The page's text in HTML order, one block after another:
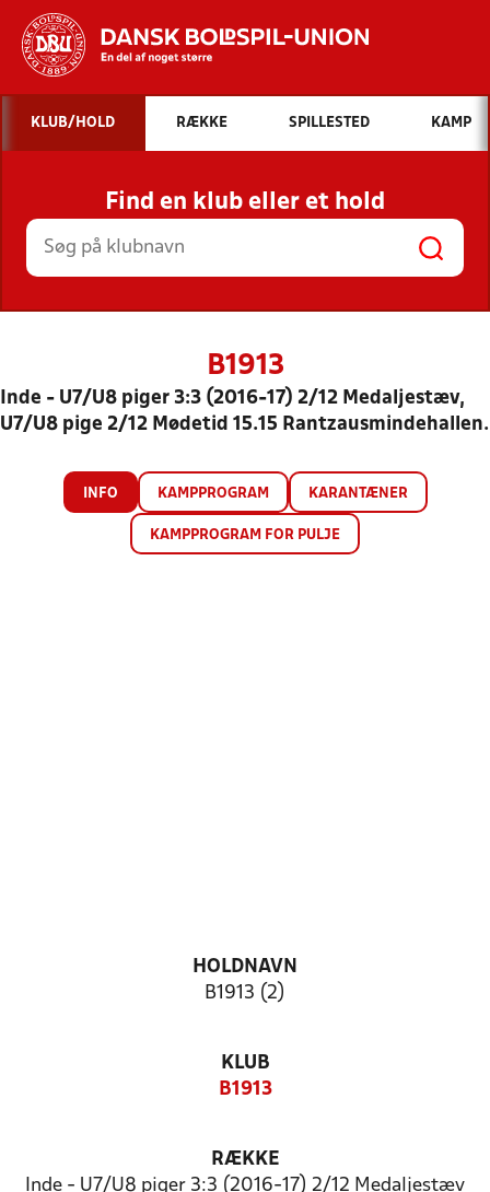
Hvad vil du søge efter?
INDHOLD OG NYHEDER
STILLINGER, RESULTATER, KLUBBER OG
HOLD
KLUB/HOLD RÆKKE SPILLESTED KAMP
Find en klub eller et hold
B1913
Inde - U7/U8 piger 3:3 (2016-17) 2/12 Medaljestæv,
U7/U8 pige 2/12 Mødetid 15.15 Rantzausmindehallen.
INFO KAMPPROGRAM KARANTÆNER
KAMPPROGRAM FOR PULJE
HOLDNAVN
B1913 (2)
KLUB
B1913
RÆKKE
Inde - U7/U8 piger 3:3 (2016-17) 2/12 Medaljestæv